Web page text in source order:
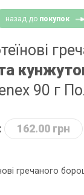
назад до покупок
90 г
162.00 грн
гречаного